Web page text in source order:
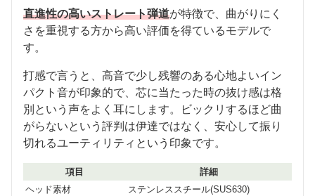
直進性の高いストレート弾道が特徴で、曲がりにく
さを重視する方から高い評価を得ているモデルで
す。
打感で言うと、高音で少し残響のある心地よいイン
パクト音が印象的で、芯に当たった時の抜け感は格
別という声をよく耳にします。ビックリするほど曲
がらないという評判は伊達ではなく、安心して振り
切れるユーティリティという印象です。
項目
詳細
ヘッド素材
ステンレススチール(SUS630)